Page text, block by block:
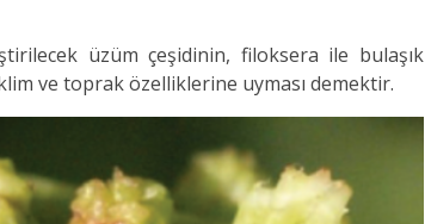
üzüm çeşidinin, filoksera ile bulaşık
ve toprak özelliklerine uyması demektir.